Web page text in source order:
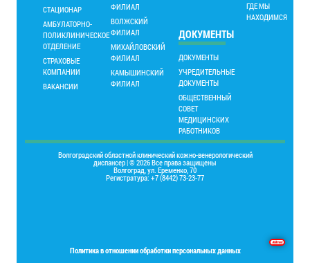
СТАЦИОНАР
АМБУЛАТОРНО-
ПОЛИКЛИНИЧЕСКОЕ
ОТДЕЛЕНИЕ
СТРАХОВЫЕ
КОМПАНИИ
ВАКАНСИИ
ФИЛИАЛ
ВОЛЖСКИЙ
ФИЛИАЛ
МИХАЙЛОВСКИЙ
ФИЛИАЛ
КАМЫШИНСКИЙ
ФИЛИАЛ
ГДЕ МЫ
НАХОДИМСЯ
ДОКУМЕНТЫ
ДОКУМЕНТЫ
УЧРЕДИТЕЛЬНЫЕ
ДОКУМЕНТЫ
ОБЩЕСТВЕННЫЙ
СОВЕТ
МЕДИЦИНСКИХ
РАБОТНИКОВ
Волгоградский областной клинический кожно-венерологический
диспансер | © 2026 Все права защищены
Волгоград, ул. Еременко, 70
Регистратура: +7 (8442) 73-23-77
Политика в отношении обработки персональных данных